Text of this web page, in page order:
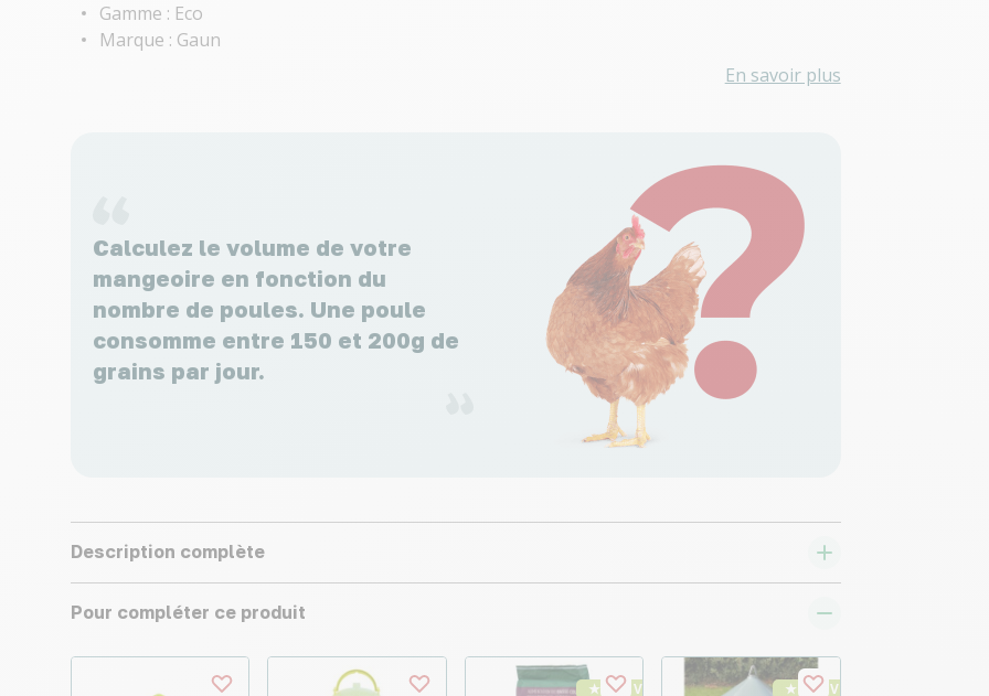
Gamme : Eco
Marque : Gaun
En savoir plus
Calculez le volume de votre
mangeoire en fonction du
nombre de poules. Une poule
consomme entre 150 et 200g de
grains par jour.
Description complète
Pour compléter ce produit
★ Top Vente
★ Top Vente